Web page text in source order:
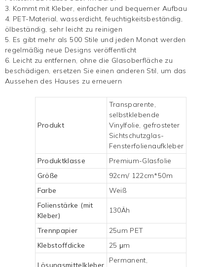
3. Kommt mit Kleber, einfacher und bequemer Aufbau
4. PET-Material, wasserdicht, feuchtigkeitsbeständig,
ölbeständig, sehr leicht zu reinigen
5. Es gibt mehr als 500 Stile und jeden Monat werden
regelmäßig neue Designs veröffentlicht
6. Leicht zu entfernen, ohne die Glasoberfläche zu
beschädigen, ersetzen Sie einen anderen Stil, um das
Aussehen des Hauses zu erneuern
Produkt
Transparente,
selbstklebende
Vinylfolie, gefrosteter
Sichtschutzglas-
Fensterfolienaufkleber
Produktklasse
Premium-Glasfolie
Größe
92cm/ 122cm*50m
Farbe
Weiß
Folienstärke (mit
Kleber)
130Äh
Trennpapier
25um PET
Klebstoffdicke
25 μm
Lösungsmittelkleber
Permanent,